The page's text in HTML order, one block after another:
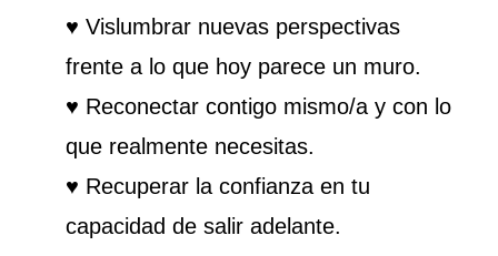
♥ Vislumbrar nuevas perspectivas
frente a lo que hoy parece un muro.
♥ Reconectar contigo mismo/a y con lo
que realmente necesitas.
♥ Recuperar la confianza en tu
capacidad de salir adelante.